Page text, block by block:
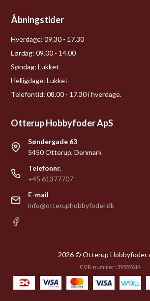
Åbningstider
Hverdage: 09.30 - 17.30
Lørdag: 09.00 - 14.00
Søndag: Lukket
Helligdage: Lukket
Telefontid: 08.00 - 17.30 i hverdage.
Otterup Hobbyfoder ApS
Søndergade 63
5450 Otterup, Denmark
Telefonnr.
+45 61377707
E-mail
info@otteruphobbyfoder.dk
2026 © Otterup Hobbyfoder
CVR-nummer: 39557614